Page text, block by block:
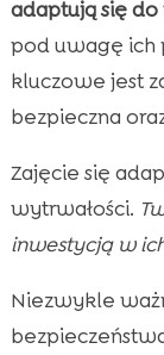
adaptują się
pod uwagę ich
kluczowe jest
bezpieczna
Zajęcie się
wytrwałości.
inwestycją w
Niezwykle